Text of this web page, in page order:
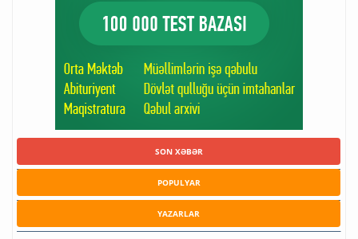
SON XƏBƏR
POPULYAR
YAZARLAR